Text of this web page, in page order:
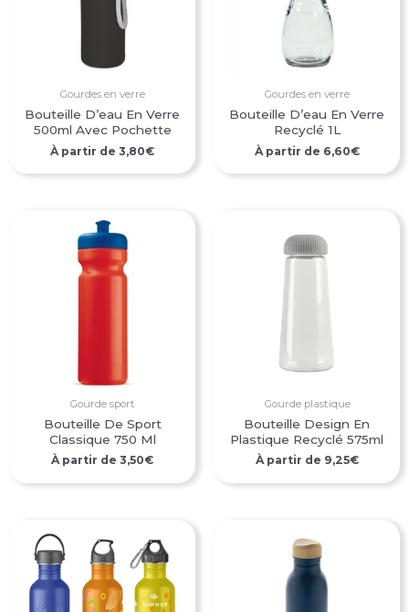
Gourdes en verre
Bouteille D’eau En Verre
500ml Avec Pochette
À partir de 3,80€
Gourdes en verre
Bouteille D’eau En Verre
Recyclé 1L
À partir de 6,60€
Gourde sport
Bouteille De Sport
Classique 750 Ml
À partir de 3,50€
Gourde plastique
Bouteille Design En
Plastique Recyclé 575ml
À partir de 9,25€